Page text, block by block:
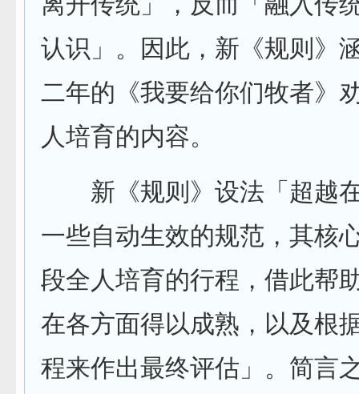
认识」。因此，新《规则》
二年的《我要给你们牧者》
人培育的内容。
新《规则》设法「超越
一些自动生效的规范，其核
段全人培育的行程，借此帮
在各方面得以成熟，以及根
程来作出最终评估」。简言